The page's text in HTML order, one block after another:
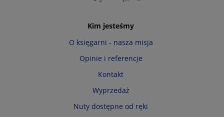
Kim jesteśmy
O księgarni - nasza misja
Opinie i referencje
Kontakt
Wyprzedaż
Nuty dostępne od ręki